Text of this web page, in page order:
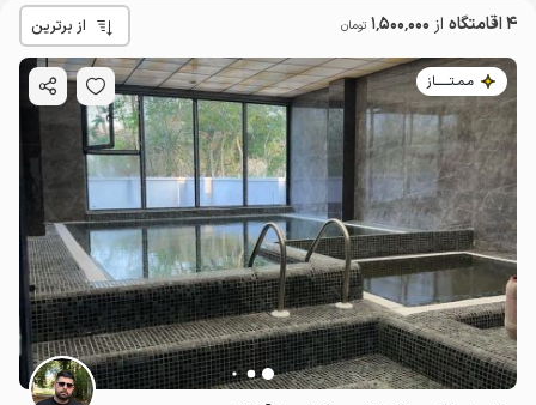
4 اقامتگاه از 1٬500٬000 تومان از برترین
مـمـتــــــاز